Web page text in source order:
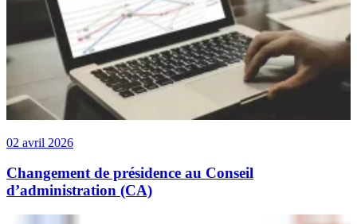
02 avril 2026
Changement de présidence au Conseil
d’administration (CA)